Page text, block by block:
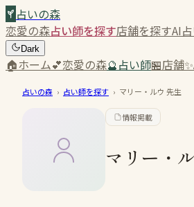
占いの森
恋愛の森占い師を探す店舗を探すAI
Dark
🏠ホーム💕恋愛の森🔮占い師🏪店舗✨
占いの森 › 占い師を探す › マリー・ルウ 先生
情報掲載
マリー・